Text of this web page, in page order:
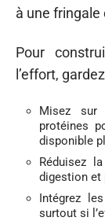
à une
Pour
l’effort,
Misez sur
protéines
disponible
Réduisez
digestion et
Intégrez
surtout si